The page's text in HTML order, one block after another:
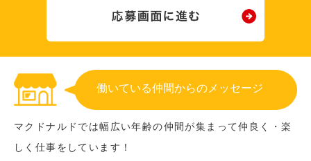
働いている仲間からのメッセージ
マクドナルドでは幅広い年齢の仲間が集まって仲良く・楽
しく仕事をしています！